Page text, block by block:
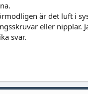
är det luft i
eller nipplar.
svar.